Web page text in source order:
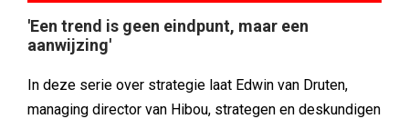
'Een trend is geen eindpunt, maar een
aanwijzing'
In deze serie over strategie laat Edwin van Druten,
managing director van Hibou, strategen en deskundigen